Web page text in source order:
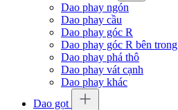
Dao phay ngón
Dao phay cầu
Dao phay góc R
Dao phay góc R bên trong
Dao phay phá thô
Dao phay vát cạnh
Dao phay khác
Dao gọt